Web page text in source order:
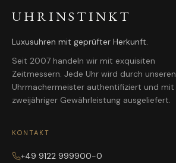
UHRINSTINKT
Luxusuhren mit geprüfter Herkunft.
Seit 2007 handeln wir mit exquisiten
Zeitmessern. Jede Uhr wird durch unseren
Uhrmachermeister authentifiziert und mit
zweijähriger Gewährleistung ausgeliefert.
KONTAKT
+49 9122 999900-0